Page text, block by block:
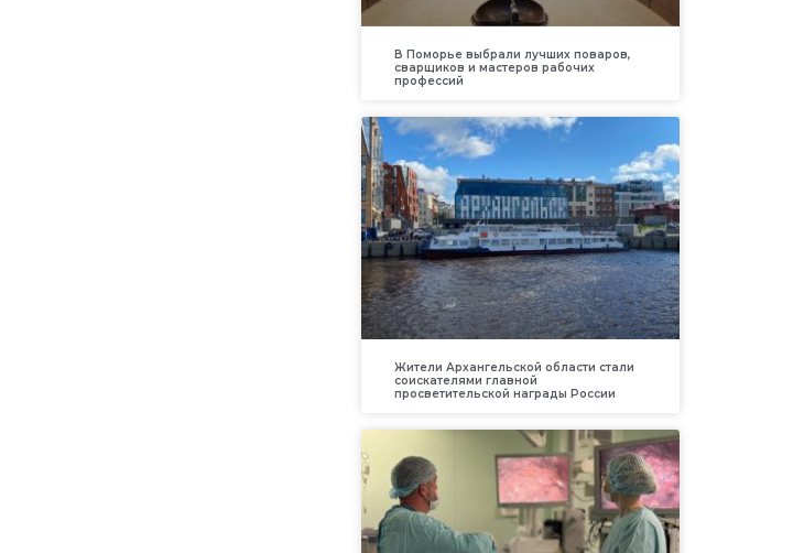
В Поморье выбрали лучших поваров,
сварщиков и мастеров рабочих
профессий
Жители Архангельской области стали
соискателями главной
просветительской награды России